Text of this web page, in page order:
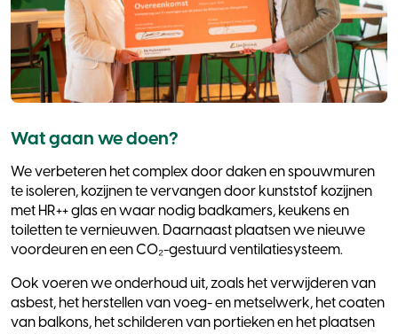
Wat gaan we doen?
We verbeteren het complex door daken en spouwmuren
te isoleren, kozijnen te vervangen door kunststof kozijnen
met HR++ glas en waar nodig badkamers, keukens en
toiletten te vernieuwen. Daarnaast plaatsen we nieuwe
voordeuren en een CO₂-gestuurd ventilatiesysteem.
Ook voeren we onderhoud uit, zoals het verwijderen van
asbest, het herstellen van voeg- en metselwerk, het coaten
van balkons, het schilderen van portieken en het plaatsen